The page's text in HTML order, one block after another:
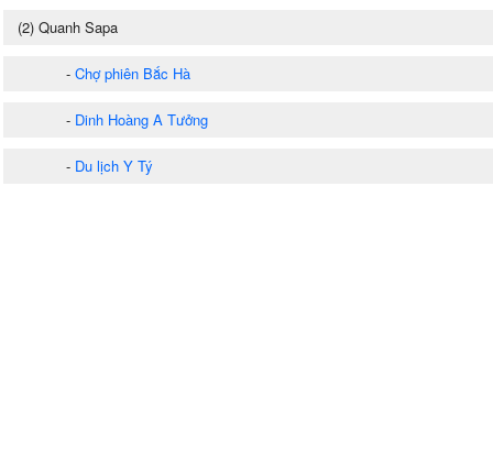
(2) Quanh Sapa
- Chợ phiên Bắc Hà
- Dinh Hoàng A Tưởng
- Du lịch Y Tý